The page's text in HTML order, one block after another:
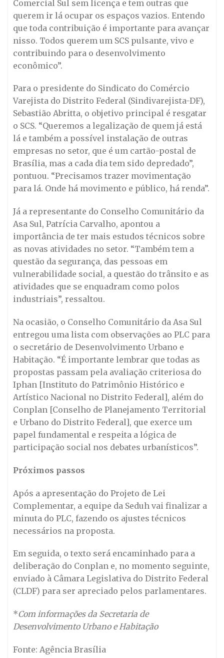
Comercial Sul sem licença e tem outras que
querem ir lá ocupar os espaços vazios. Entendo
que toda contribuição é importante para avançar
nisso. Todos querem um SCS pulsante, vivo e
contribuindo para o desenvolvimento
econômico”.
Para o presidente do Sindicato do Comércio
Varejista do Distrito Federal (Sindivarejista-DF),
Sebastião Abritta, o objetivo principal é resgatar
o SCS. “Queremos a legalização de quem já está
lá e também a possível instalação de outras
empresas no setor, que é um cartão-postal de
Brasília, mas a cada dia tem sido depredado”,
pontuou. “Precisamos trazer movimentação
para lá. Onde há movimento e público, há renda”.
Já a representante do Conselho Comunitário da
Asa Sul, Patrícia Carvalho, apontou a
importância de ter mais estudos técnicos sobre
as novas atividades no setor. “Também tem a
questão da segurança, das pessoas em
vulnerabilidade social, a questão do trânsito e as
atividades que se enquadram como polos
industriais”, ressaltou.
Na ocasião, o Conselho Comunitário da Asa Sul
entregou uma lista com observações ao PLC para
o secretário de Desenvolvimento Urbano e
Habitação. “É importante lembrar que todas as
propostas passam pela avaliação criteriosa do
Iphan [Instituto do Patrimônio Histórico e
Artístico Nacional no Distrito Federal], além do
Conplan [Conselho de Planejamento Territorial
e Urbano do Distrito Federal], que exerce um
papel fundamental e respeita a lógica de
participação social nos debates urbanísticos”.
Próximos passos
Após a apresentação do Projeto de Lei
Complementar, a equipe da Seduh vai finalizar a
minuta do PLC, fazendo os ajustes técnicos
necessários na proposta.
Em seguida, o texto será encaminhado para a
deliberação do Conplan e, no momento seguinte,
enviado à Câmara Legislativa do Distrito Federal
(CLDF) para ser apreciado pelos parlamentares.
*Com informações da Secretaria de
Desenvolvimento Urbano e Habitação
Fonte: Agência Brasília